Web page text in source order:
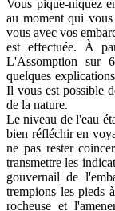
Vous pique-niquez
au moment qui
vous avec vos
est effectuée. À
L'Assomption sur
quelques
Il vous est possible
de la nature.
Le niveau de l'eau
bien réfléchir en
ne pas rester
transmettre les
gouvernail de
trempions les pieds
rocheuse et